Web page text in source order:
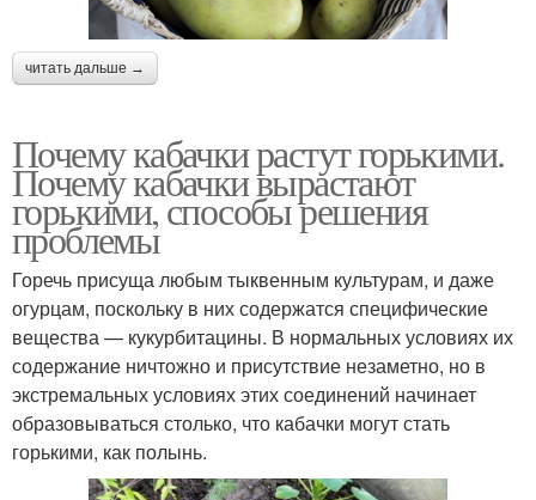
читать дальше →
Почему кабачки растут горькими.
Почему кабачки вырастают
горькими, способы решения
проблемы
Горечь присуща любым тыквенным культурам, и даже
огурцам, поскольку в них содержатся специфические
вещества — кукурбитацины. В нормальных условиях их
содержание ничтожно и присутствие незаметно, но в
экстремальных условиях этих соединений начинает
образовываться столько, что кабачки могут стать
горькими, как полынь.